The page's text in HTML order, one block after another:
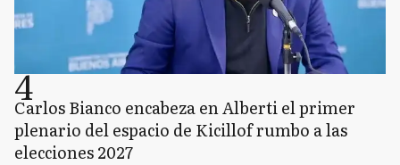
4
Carlos Bianco encabeza en Alberti el primer
plenario del espacio de Kicillof rumbo a las
elecciones 2027